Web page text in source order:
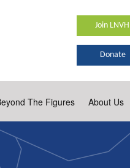
Join LNVH
Donate
The Figures About Us